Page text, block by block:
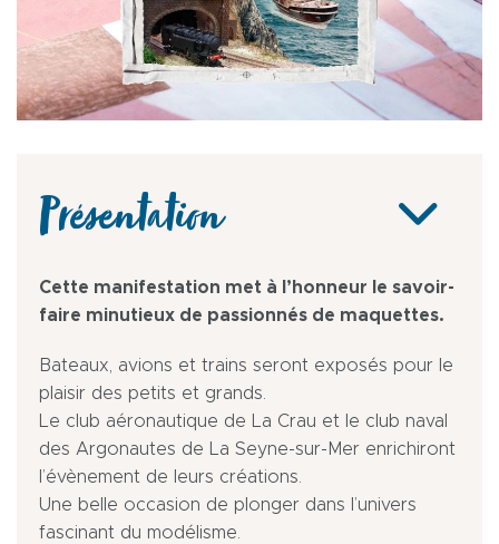
Présentation
Cette manifestation met à l’honneur le savoir-
faire minutieux de passionnés de maquettes.
Bateaux, avions et trains seront exposés pour le
plaisir des petits et grands.
Le club aéronautique de La Crau et le club naval
des Argonautes de La Seyne-sur-Mer enrichiront
l’évènement de leurs créations.
Une belle occasion de plonger dans l’univers
fascinant du modélisme.